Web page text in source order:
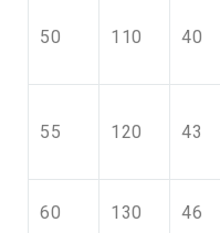
50 110 40
55 120 43
60 130 46